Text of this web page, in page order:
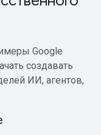
Google
создавать
ИИ, агентов,